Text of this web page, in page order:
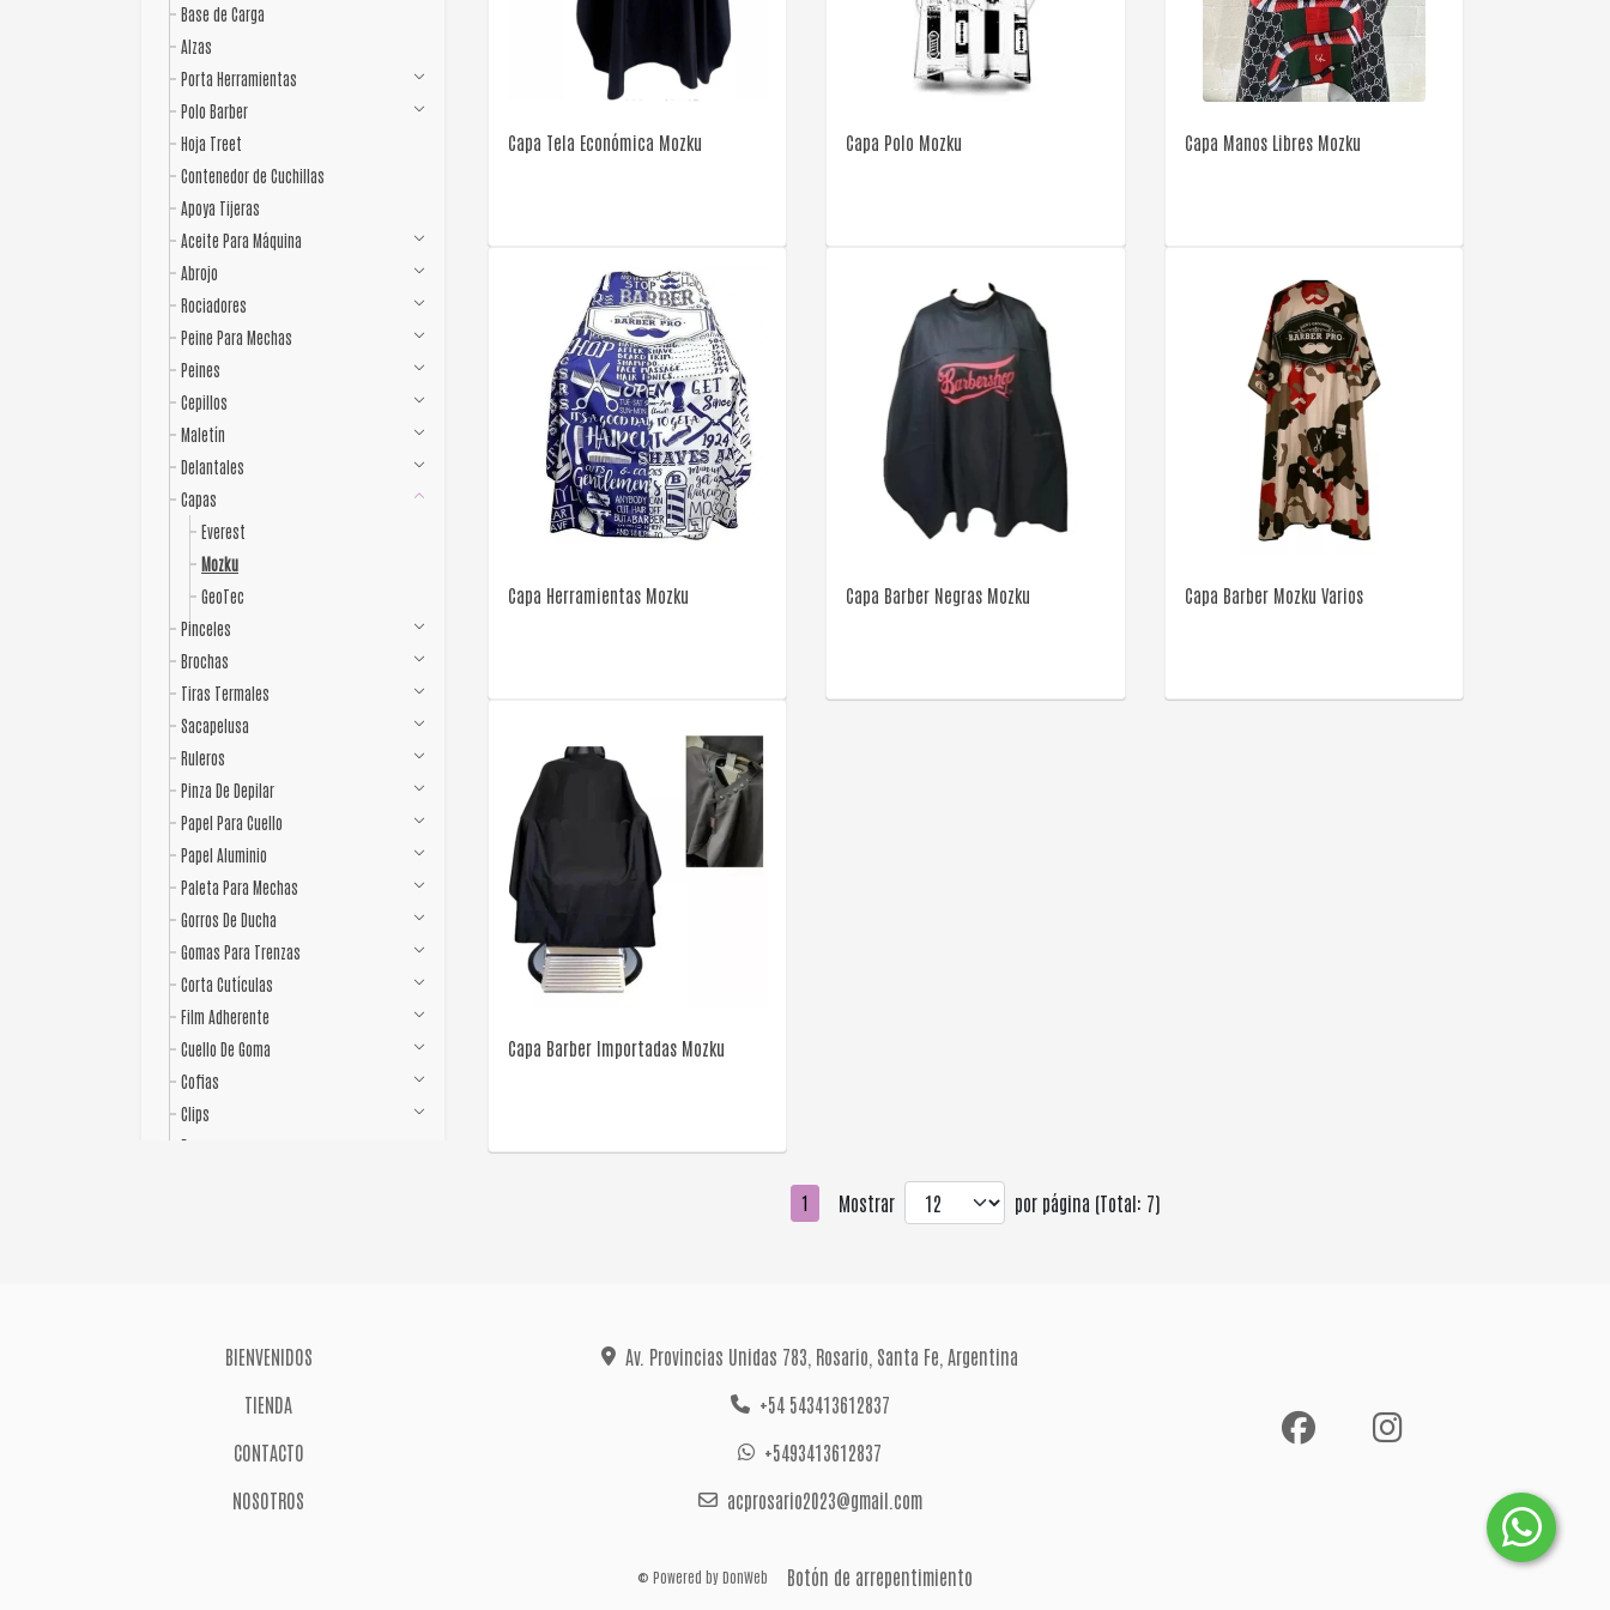
Base de Carga
Alzas
Porta Herramientas
Polo Barber
Hoja Treet
Contenedor de Cuchillas
Apoya Tijeras
Aceite Para Máquina
Abrojo
Rociadores
Peine Para Mechas
Peines
Cepillos
Maletín
Delantales
Capas
Everest
Mozku
GeoTec
Pinceles
Brochas
Tiras Termales
Sacapelusa
Ruleros
Pinza De Depilar
Papel Para Cuello
Papel Aluminio
Paleta Para Mechas
Gorros De Ducha
Gomas Para Trenzas
Corta Cutículas
Film Adherente
Cuello De Goma
Cofias
Clips
Boomerangs
Corta Cabello
Baja Cutículas
Capa Tela Económica Mozku
VER DETALLE
Capa Polo Mozku
VER DETALLE
Capa Manos Libres Mozku
VER DETALLE
Capa Herramientas Mozku
VER DETALLE
Capa Barber Negras Mozku
VER DETALLE
Capa Barber Mozku Varios
VER DETALLE
Capa Barber Importadas Mozku
VER DETALLE
1 Mostrar por página (Total: 7)
BIENVENIDOS
TIENDA
CONTACTO
NOSOTROS
Av. Provincias Unidas 783, Rosario, Santa Fe, Argentina
+54 543413612837
+5493413612837
acprosario2023@gmail.com
© Powered byDonWeb Botón de arrepentimiento